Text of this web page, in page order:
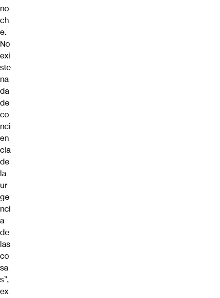
no
ch
e.
No
exi
ste
na
da
de
co
nci
en
cia
de
la
ur
ge
nci
a
de
las
co
sa
s”,
ex